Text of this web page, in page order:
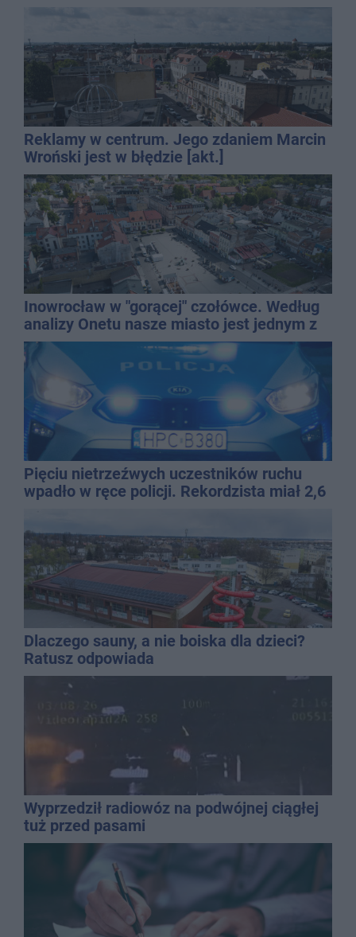
Reklamy w centrum. Jego zdaniem Marcin
Wroński jest w błędzie [akt.]
Inowrocław w "gorącej" czołówce. Według
analizy Onetu nasze miasto jest jednym z
najbardziej narażonych na upały
Pięciu nietrzeźwych uczestników ruchu
wpadło w ręce policji. Rekordzista miał 2,6
Dlaczego sauny, a nie boiska dla dzieci?
Ratusz odpowiada
Wyprzedził radiowóz na podwójnej ciągłej
tuż przed pasami